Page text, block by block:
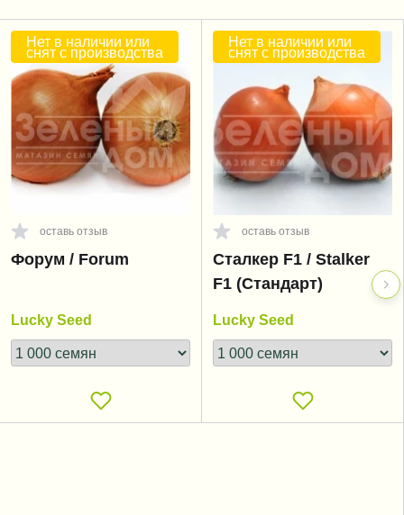
Нет в наличии или
снят с производства
оставь отзыв
Форум / Forum
Lucky Seed
Нет в наличии или
снят с производства
оставь отзыв
Сталкер F1 / Stalker
F1 (Стандарт)
Lucky Seed